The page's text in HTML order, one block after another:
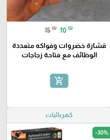
15 ₪ 10 ₪
قشارة خضروات وفواكه متعددة
الوظائف مع فتاحة زجاجات
add_shopping_cart
كهربائيات
favorite_border -30%